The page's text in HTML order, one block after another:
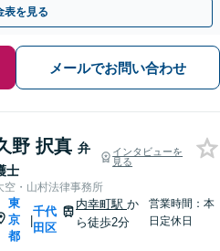
表を見る
メールでお問い合わせ
野 択真 弁
士
インタビューを
見る
空・山村法律事務所
東
京
都
|
千代
田区
内幸町駅か
ら徒歩2分
営業時間：本
日定休日